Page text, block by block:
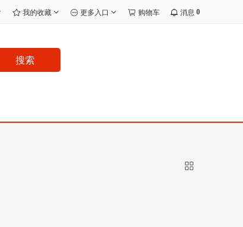
我的收藏 更多入口 购物车 消息 0
搜索